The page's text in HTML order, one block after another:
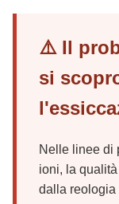
⚠️ Il
si
Nelle linee di
ioni, la
dalla reologia